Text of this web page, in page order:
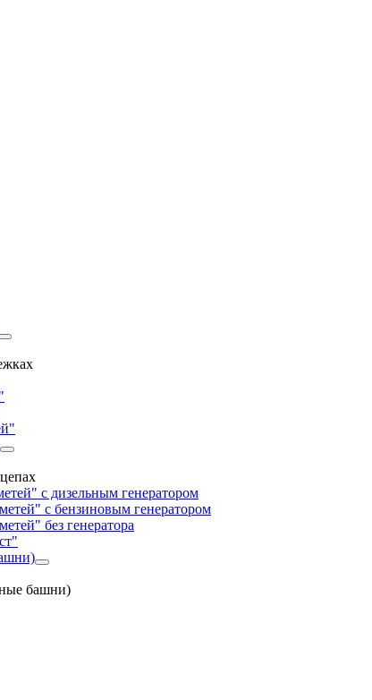
с дизельным генератором
с бензиновым генератором
без генератора
башни)